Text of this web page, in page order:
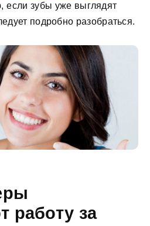
если зубы уже выглядят
подробно разобраться.
работу за